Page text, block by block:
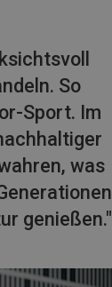
So
Sport. Im
was
genießen."